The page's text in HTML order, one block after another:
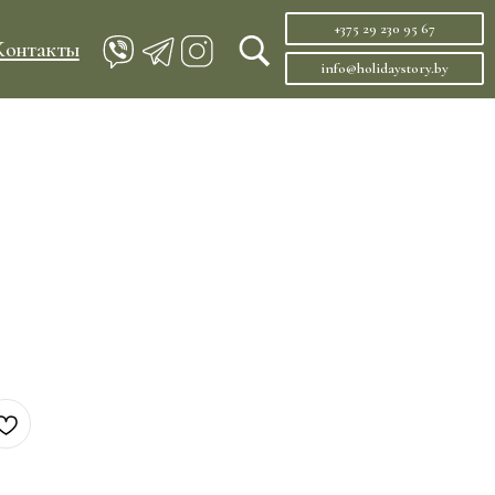
info@holidaystory.by